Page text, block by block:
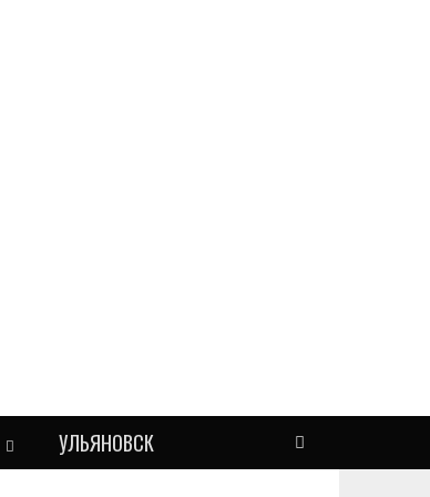
УЛЬЯНОВСК